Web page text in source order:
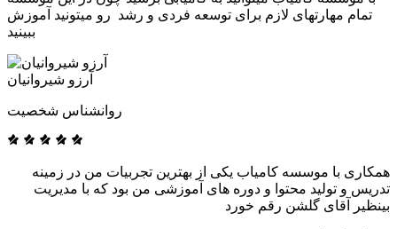
تمام مهارتهای لازم برای توسعه فردی و رشد رو میتونید آموزش
ببینید
آرزو شیروانیان
روانشناس شخصیت
همکاری با موسسه کامیاب یکی از بهترین تجربیات من در زمینه
تدریس و تولید محتوا و دوره های آموزشی من بود که با مدیریت
بینظیر آقای گلشن رقم خورد